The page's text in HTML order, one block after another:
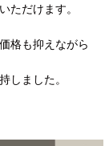
ただけます。
格も抑えながら
しました。